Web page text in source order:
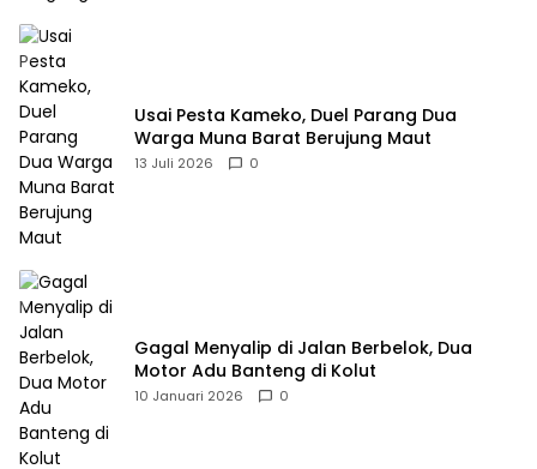
Usai Pesta Kameko, Duel Parang Dua
Warga Muna Barat Berujung Maut
13 Juli 2026 0
Gagal Menyalip di Jalan Berbelok, Dua
Motor Adu Banteng di Kolut
10 Januari 2026 0